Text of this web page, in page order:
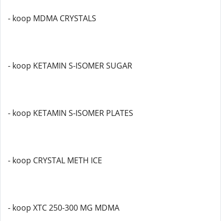
- koop MDMA CRYSTALS
- koop KETAMIN S-ISOMER SUGAR
- koop KETAMIN S-ISOMER PLATES
- koop CRYSTAL METH ICE
- koop XTC 250-300 MG MDMA